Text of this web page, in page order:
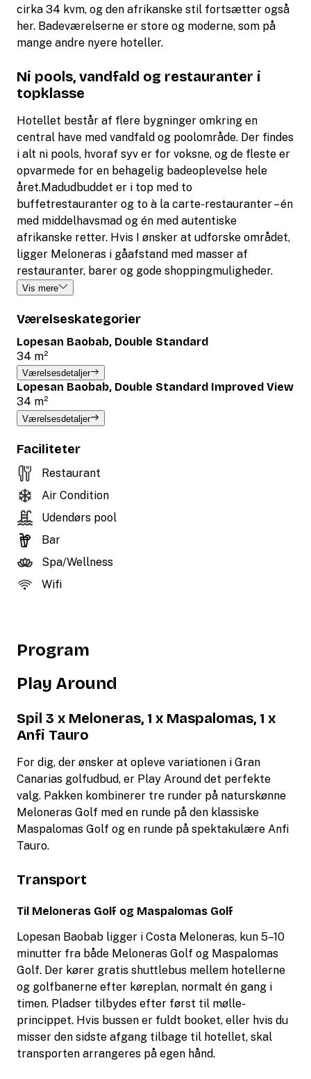
cirka 34 kvm, og den afrikanske stil fortsætter også
her. Badeværelserne er store og moderne, som på
mange andre nyere hoteller.
Ni pools, vandfald og restauranter i
topklasse
Hotellet består af flere bygninger omkring en
central have med vandfald og poolområde. Der findes
i alt ni pools, hvoraf syv er for voksne, og de fleste er
opvarmede for en behagelig badeoplevelse hele
året.Madudbuddet er i top med to
buffetrestauranter og to à la carte-restauranter – én
med middelhavsmad og én med autentiske
afrikanske retter. Hvis I ønsker at udforske området,
ligger Meloneras i gåafstand med masser af
restauranter, barer og gode shoppingmuligheder.
Vis mere
Værelseskategorier
Lopesan Baobab, Double Standard
34 m²
Værelsesdetaljer
Lopesan Baobab, Double Standard Improved View
34 m²
Værelsesdetaljer
Faciliteter
Restaurant
Air Condition
Udendørs pool
Bar
Spa/Wellness
Wifi
Program
Play Around
Spil 3 x Meloneras, 1 x Maspalomas, 1 x
Anfi Tauro
For dig, der ønsker at opleve variationen i Gran
Canarias golfudbud, er Play Around det perfekte
valg. Pakken kombinerer tre runder på naturskønne
Meloneras Golf med en runde på den klassiske
Maspalomas Golf og en runde på spektakulære Anfi
Tauro.
Transport
Til Meloneras Golf og Maspalomas Golf
Lopesan Baobab ligger i Costa Meloneras, kun 5–10
minutter fra både Meloneras Golf og Maspalomas
Golf. Der kører gratis shuttlebus mellem hotellerne
og golfbanerne efter køreplan, normalt én gang i
timen. Pladser tilbydes efter først til mølle-
princippet. Hvis bussen er fuldt booket, eller hvis du
misser den sidste afgang tilbage til hotellet, skal
transporten arrangeres på egen hånd.